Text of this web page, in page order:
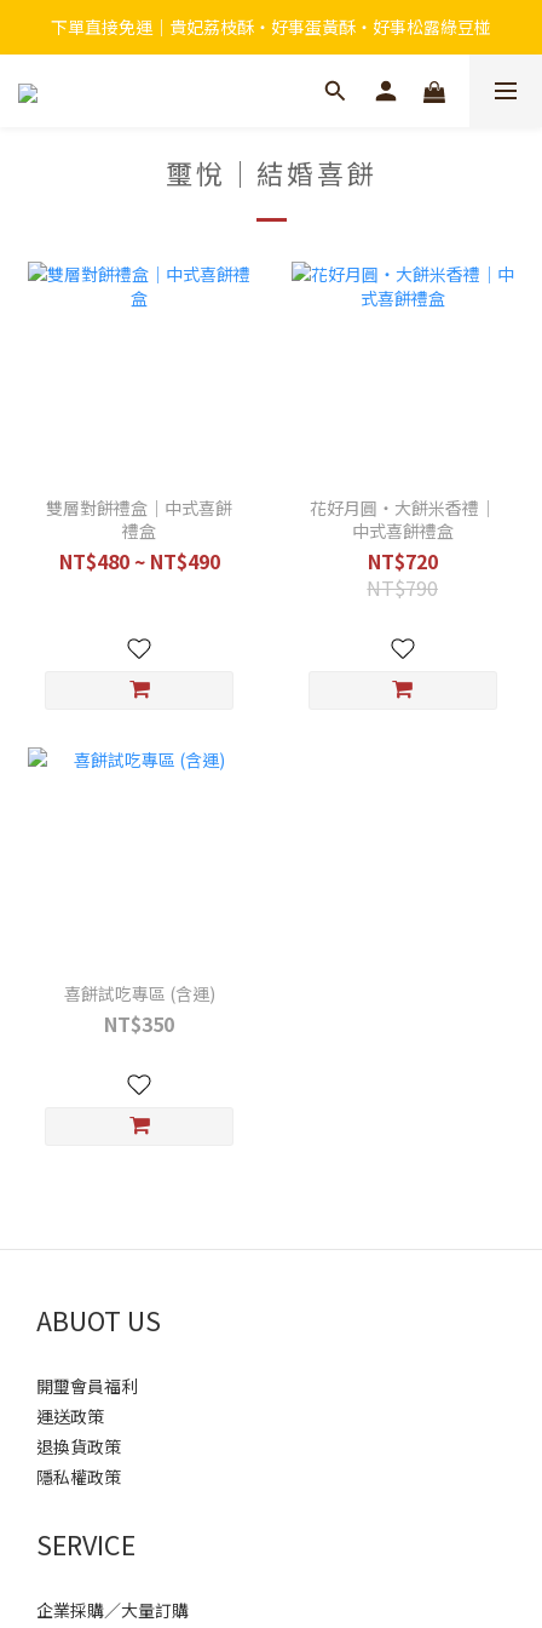
下單直接免運｜貴妃荔枝酥・好事蛋黃酥・好事松露綠豆椪
璽悅｜結婚喜餅
雙層對餅禮盒｜中式喜餅
禮盒
NT$480 ~ NT$490
花好月圓・大餅米香禮｜
中式喜餅禮盒
NT$720
NT$790
喜餅試吃專區 (含運)
NT$350
ABUOT US
開璽會員福利
運送政策
退換貨政策
隱私權政策
SERVICE
企業採購／大量訂購